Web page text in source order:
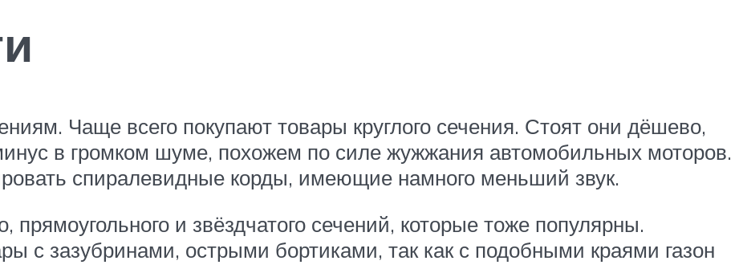
Чаще всего покупают товары круглого сечения. Стоят они дёшево,
в громком шуме, похожем по силе жужжания автомобильных моторов.
спиралевидные корды, имеющие намного меньший звук.
прямоугольного и звёздчатого сечений, которые тоже популярны.
с зазубринами, острыми бортиками, так как с подобными краями газон